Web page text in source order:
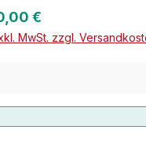
Preis:
€
MwSt. zzgl.